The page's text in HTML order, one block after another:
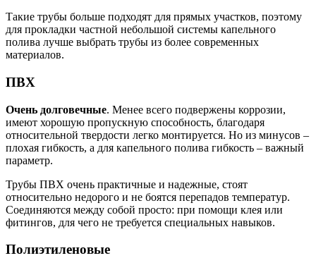
Такие трубы больше подходят для прямых участков, поэтому
для прокладки частной небольшой системы капельного
полива лучше выбрать трубы из более современных
материалов.
ПВХ
Очень долговечные. Менее всего подвержены коррозии,
имеют хорошую пропускную способность, благодаря
относительной твердости легко монтируется. Но из минусов –
плохая гибкость, а для капельного полива гибкость – важный
параметр.
Трубы ПВХ очень практичные и надежные, стоят
относительно недорого и не боятся перепадов температур.
Соединяются между собой просто: при помощи клея или
фитингов, для чего не требуется специальных навыков.
Полиэтиленовые